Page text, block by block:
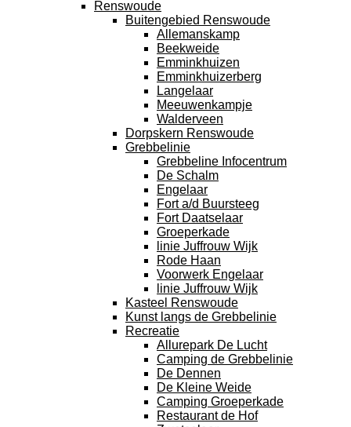
Renswoude
Buitengebied Renswoude
Allemanskamp
Beekweide
Emminkhuizen
Emminkhuizerberg
Langelaar
Meeuwenkampje
Walderveen
Dorpskern Renswoude
Grebbelinie
Grebbeline Infocentrum
De Schalm
Engelaar
Fort a/d Buursteeg
Fort Daatselaar
Groeperkade
linie Juffrouw Wijk
Rode Haan
Voorwerk Engelaar
linie Juffrouw Wijk
Kasteel Renswoude
Kunst langs de Grebbelinie
Recreatie
Allurepark De Lucht
Camping de Grebbelinie
De Dennen
De Kleine Weide
Camping Groeperkade
Restaurant de Hof